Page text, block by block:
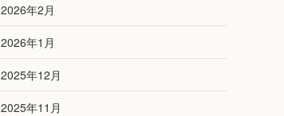
2026年2月
2026年1月
2025年12月
2025年11月